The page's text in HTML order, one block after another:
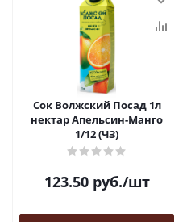
Сок Волжский Посад 1л
нектар Апельсин-Манго
1/12 (ЧЗ)
123.50руб./шт